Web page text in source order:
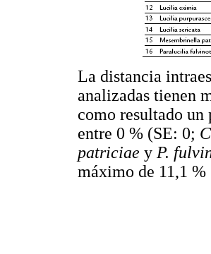
La distancia
analizadas tienen
como resultado
entre 0 % (SE: 0;
patriciae y P.
máximo de 11,1 %